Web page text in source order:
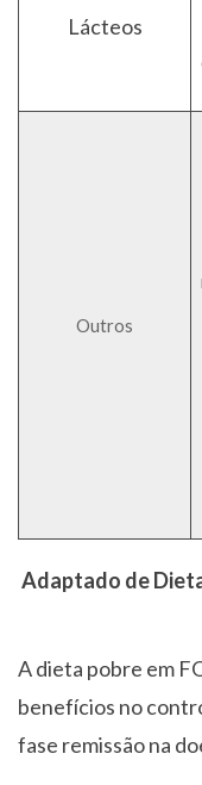
Lácteos
Outros
Adaptado de
A dieta pobre em
benefícios no
fase remissão na